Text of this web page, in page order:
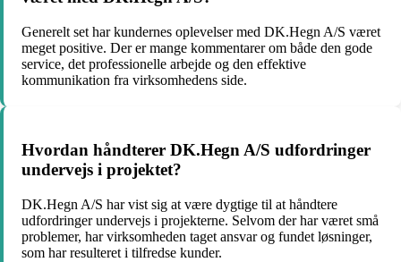
Generelt set har kundernes oplevelser med DK.Hegn A/S været
meget positive. Der er mange kommentarer om både den gode
service, det professionelle arbejde og den effektive
kommunikation fra virksomhedens side.
Hvordan håndterer DK.Hegn A/S udfordringer
undervejs i projektet?
DK.Hegn A/S har vist sig at være dygtige til at håndtere
udfordringer undervejs i projekterne. Selvom der har været små
problemer, har virksomheden taget ansvar og fundet løsninger,
som har resulteret i tilfredse kunder.